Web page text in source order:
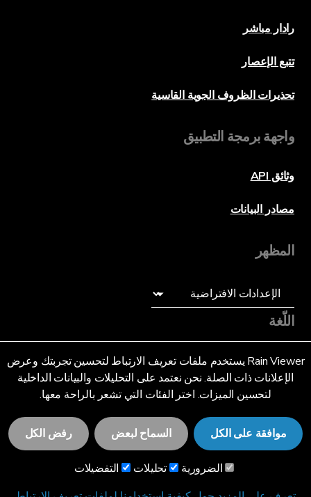
Rain Viewer يستخدم ملفات تعريف الارتباط لتحسين تجربتك وعرض
الإعلانات ذات الصلة. نحن نعتمد على التحليلات والبيانات الداخلية
لتحسين الميزات. اختر الفئات التي تشعر بالراحة معها.
موافقة على الكل السماح لبعض رفض الكل
الضرورية تحليلات
التفضيلات
رادار مباشر
تتبع الإعصار
تحذيرات الظروف الجوية القاسية
واجهة برمجة التطبيق
وثائق API
مصادر البيانات
المظهر
اللّغة
عربى (SA)
© 2026 RainViewer,MeteoLab Inc.
إشعار الخصوصيةالشروط والأحكام